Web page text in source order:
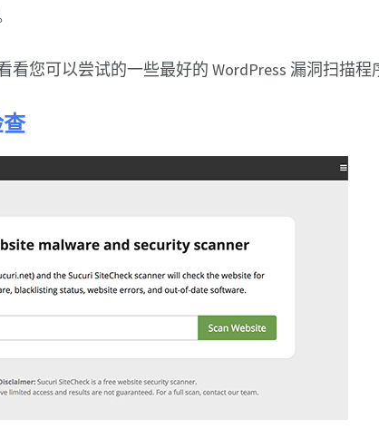
看您可以尝试的一些最好的 WordPress 漏洞扫描程